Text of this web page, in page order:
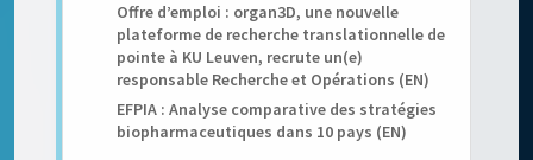
Offre d’emploi : organ3D, une nouvelle
plateforme de recherche translationnelle de
pointe à KU Leuven, recrute un(e)
responsable Recherche et Opérations (EN)
EFPIA : Analyse comparative des stratégies
biopharmaceutiques dans 10 pays (EN)